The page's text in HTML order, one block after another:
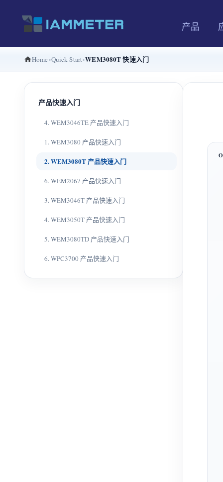
产品
Home Quick Start WEM3080T 快速入门
产品快速入门
4. WEM3046TE 产品快速入门
1. WEM3080 产品快速入门
2. WEM3080T 产品快速入门
6. WEM2067 产品快速入门
3. WEM3046T 产品快速入门
4. WEM3050T 产品快速入门
5. WEM3080TD 产品快速入门
6. WPC3700 产品快速入门